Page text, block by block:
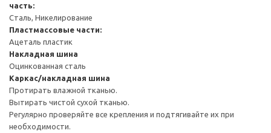
часть:
Сталь, Никелирование
Пластмассовые части:
Ацеталь пластик
Накладная шина
Оцинкованная сталь
Каркас/накладная шина
Протирать влажной тканью.
Вытирать чистой сухой тканью.
Регулярно проверяйте все крепления и подтягивайте их при
необходимости.